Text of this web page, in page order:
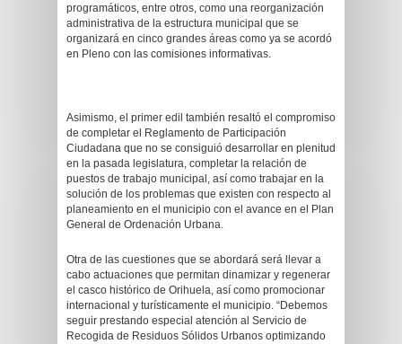
programáticos, entre otros, como una reorganización
administrativa de la estructura municipal que se
organizará en cinco grandes áreas como ya se acordó
en Pleno con las comisiones informativas.
Asimismo, el primer edil también resaltó el compromiso
de completar el Reglamento de Participación
Ciudadana que no se consiguió desarrollar en plenitud
en la pasada legislatura, completar la relación de
puestos de trabajo municipal, así como trabajar en la
solución de los problemas que existen con respecto al
planeamiento en el municipio con el avance en el Plan
General de Ordenación Urbana.
Otra de las cuestiones que se abordará será llevar a
cabo actuaciones que permitan dinamizar y regenerar
el casco histórico de Orihuela, así como promocionar
internacional y turísticamente el municipio. “Debemos
seguir prestando especial atención al Servicio de
Recogida de Residuos Sólidos Urbanos optimizando